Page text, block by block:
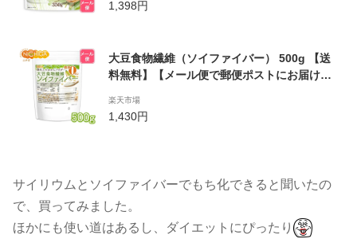
チガ)
1,398円
大豆食物繊維（ソイファイバー） 500g 【送
料無料】【メール便で郵便ポストにお届け】
管理大豆使用(分別生産流通管理) 進化したお
からパウダー [05] NICHIGA(ニチガ)
楽天市場
1,430円
サイリウムとソイファイバーでもち化できると聞いたの
で、買ってみました。
ほかにも使い道はあるし、ダイエットにぴったり